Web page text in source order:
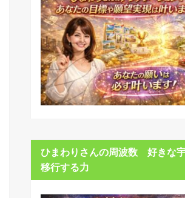
ひまわりさんの周波数 好きな
移行する力